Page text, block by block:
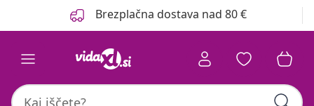
Brezplačna dostava nad 80 €